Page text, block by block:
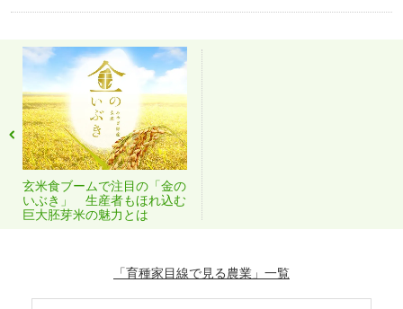
玄米食ブームで注目の「金の
いぶき」 生産者もほれ込む
巨大胚芽米の魅力とは
「育種家目線で見る農業」